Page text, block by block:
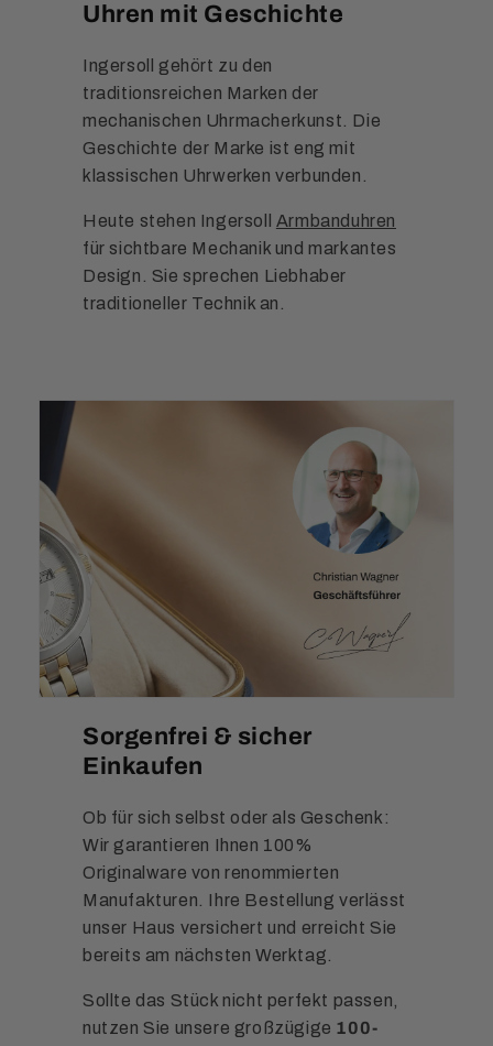
Uhren mit Geschichte
Ingersoll gehört zu den
traditionsreichen Marken der
mechanischen Uhrmacherkunst. Die
Geschichte der Marke ist eng mit
klassischen Uhrwerken verbunden.
Heute stehen Ingersoll Armbanduhren
für sichtbare Mechanik und markantes
Design. Sie sprechen Liebhaber
traditioneller Technik an.
Sorgenfrei & sicher
Einkaufen
Ob für sich selbst oder als Geschenk:
Wir garantieren Ihnen 100%
Originalware von renommierten
Manufakturen. Ihre Bestellung verlässt
unser Haus versichert und erreicht Sie
bereits am nächsten Werktag.
Sollte das Stück nicht perfekt passen,
nutzen Sie unsere großzügige 100-